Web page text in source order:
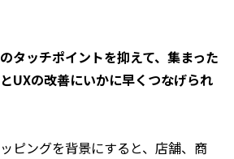
タッチポイントを抑えて、集まった
UXの改善にいかに早くつなげられ
ピングを背景にすると、店舗、商